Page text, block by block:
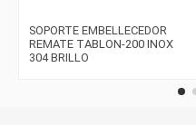
SOPORTE EMBELLECEDOR
REMATE TABLON-200 INOX
304 BRILLO